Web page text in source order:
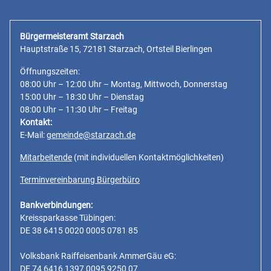
Bürgermeisteramt Starzach
Hauptstraße 15, 72181 Starzach, Ortsteil Bierlingen
Öffnungszeiten:
08:00 Uhr – 12:00 Uhr – Montag, Mittwoch, Donnerstag
15:00 Uhr – 18:30 Uhr – Dienstag
08:00 Uhr – 11:30 Uhr – Freitag
Kontakt:
E-Mail:gemeinde@starzach.de
Mitarbeitende (mit individuellen Kontaktmöglichkeiten)
Terminvereinbarung Bürgerbüro
Bankverbindungen:
Kreissparkasse Tübingen:
DE 38 6415 0020 0005 0781 85
Volksbank Raiffeisenbank AmmerGäu eG:
DE 74 6416 1397 0095 9250 07